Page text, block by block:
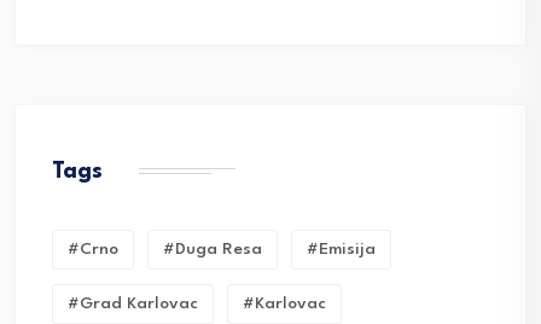
Tags
#crno #duga Resa #emisija
#grad Karlovac #karlovac